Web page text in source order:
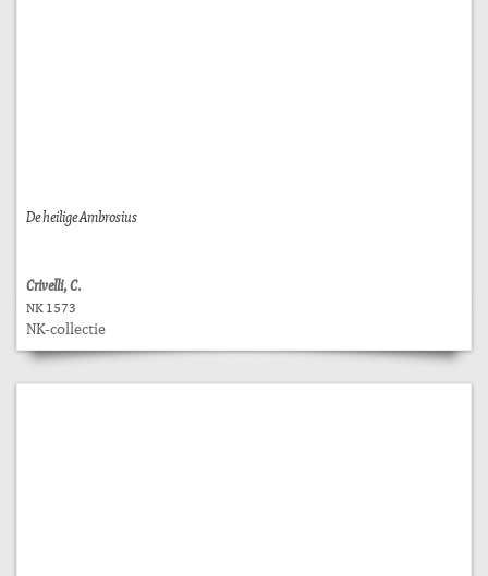
De heilige Ambrosius
Crivelli, C.
NK 1573
NK-collectie